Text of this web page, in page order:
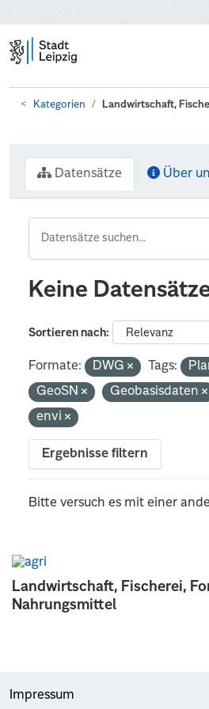
Kategorien Landwirtschaft,
Landwirtschaft, Fischerei,
Nahrungsmittel
Datensätze Über
Keine
Sortieren nach
Formate: DWG Tags:
GeoSN
Geobasisdaten
envi
Ergebnisse filtern
Bitte versuch es mit einer
Impressum